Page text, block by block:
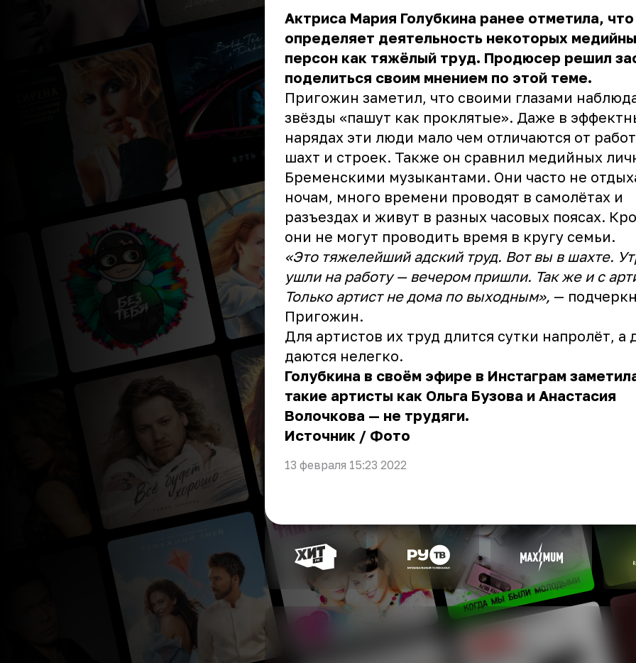
Актриса Мария Голубкина ранее отметила,
определяет деятельность некоторых
персон как тяжёлый труд. Продюсер решил
поделиться своим мнением по этой теме.
Пригожин заметил, что своими глазами
звёзды «пашут как проклятые». Даже в
нарядах эти люди мало чем отличаются от
шахт и строек. Также он сравнил медийных
Бременскими музыкантами. Они часто не
ночам, много времени проводят в самолётах и
разъездах и живут в разных часовых поясах.
они не могут проводить время в кругу семьи.
«Это тяжелейший адский труд. Вот вы в шахте.
ушли на работу — вечером пришли. Так же и с
Только артист не дома по выходным», —
Пригожин.
Для артистов их труд длится сутки напролёт, а
даются нелегко.
Голубкина в своём эфире в Инстаграм
такие артисты как Ольга Бузова и Анастасия
Волочкова — не трудяги.
Источник / Фото
13 февраля 15:23 2022